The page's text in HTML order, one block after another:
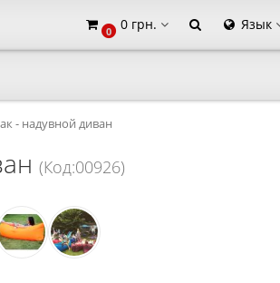
0 0 грн. Язык
- надувной диван
(Код:00926)